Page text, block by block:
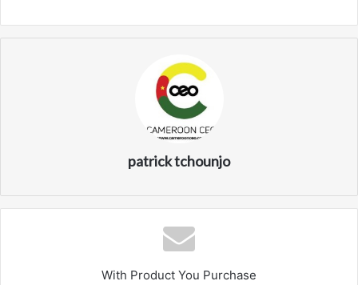
patrick tchounjo
With Product You Purchase